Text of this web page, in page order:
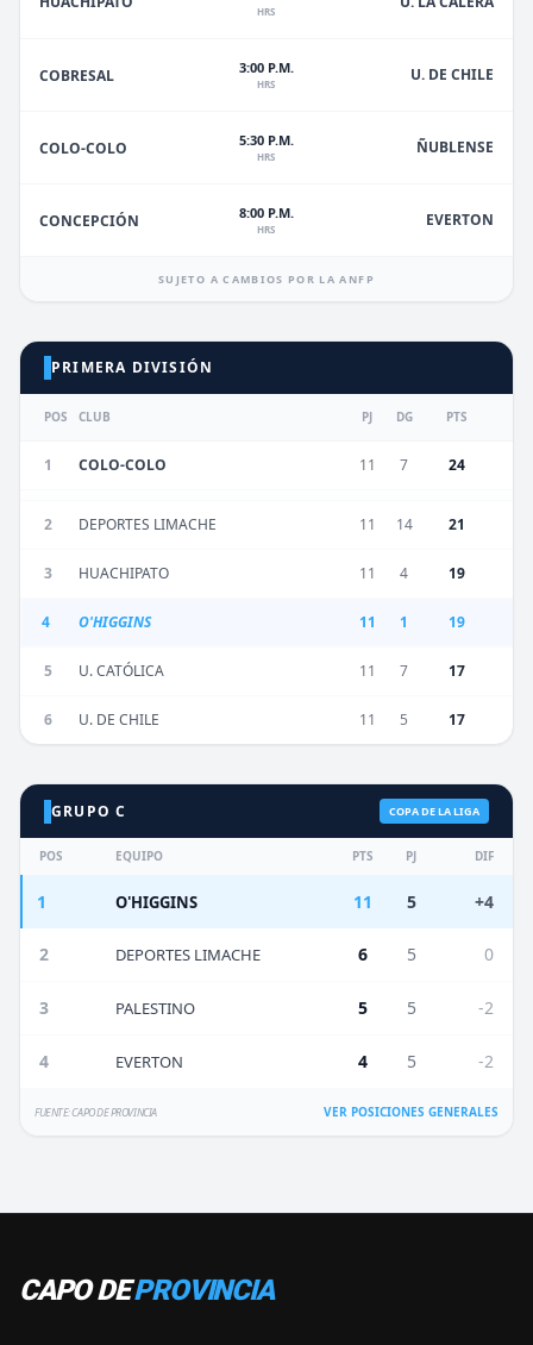
HRS
COBRESAL 3:00 P.M.
HRS U. DE CHILE
COLO-COLO 5:30 P.M.
HRS ÑUBLENSE
CONCEPCIÓN 8:00 P.M.
HRS EVERTON
SUJETO A CAMBIOS POR LA ANFP
PRIMERA DIVISIÓN
POS CLUB PJ DG PTS
1 COLO-COLO 11 7 24
2 DEPORTES LIMACHE 11 14 21
3 HUACHIPATO 11 4 19
4 O'HIGGINS 11 1 19
5 U. CATÓLICA 11 7 17
6 U. DE CHILE 11 5 17
GRUPO C COPA DE LA LIGA
POS EQUIPO PTS PJ DIF
1 O'HIGGINS 11 5 +4
2 DEPORTES LIMACHE 6 5 0
3 PALESTINO 5 5 -2
4 EVERTON 4 5 -2
FUENTE: CAPO DE PROVINCIA VER POSICIONES GENERALES
CAPO DEPROVINCIA